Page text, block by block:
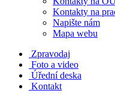
Kontakty na
Napište nám
Mapa webu
Zpravodaj
Foto a video
Úřední deska
Kontakt